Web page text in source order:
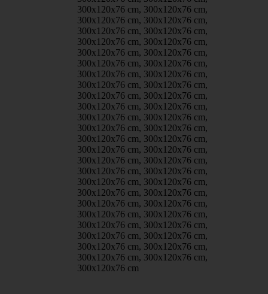
300x120x76 cm, 300x120x76 cm,
300x120x76 cm, 300x120x76 cm,
300x120x76 cm, 300x120x76 cm,
300x120x76 cm, 300x120x76 cm,
300x120x76 cm, 300x120x76 cm,
300x120x76 cm, 300x120x76 cm,
300x120x76 cm, 300x120x76 cm,
300x120x76 cm, 300x120x76 cm,
300x120x76 cm, 300x120x76 cm,
300x120x76 cm, 300x120x76 cm,
300x120x76 cm, 300x120x76 cm,
300x120x76 cm, 300x120x76 cm,
300x120x76 cm, 300x120x76 cm,
300x120x76 cm, 300x120x76 cm,
300x120x76 cm, 300x120x76 cm,
300x120x76 cm, 300x120x76 cm,
300x120x76 cm, 300x120x76 cm,
300x120x76 cm, 300x120x76 cm,
300x120x76 cm, 300x120x76 cm,
300x120x76 cm, 300x120x76 cm,
300x120x76 cm, 300x120x76 cm,
300x120x76 cm, 300x120x76 cm,
300x120x76 cm, 300x120x76 cm,
300x120x76 cm, 300x120x76 cm,
300x120x76 cm